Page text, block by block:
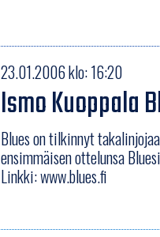
23.01.2006 klo: 16:20
Ismo Kuoppala
Blues on tilkinnyt
ensimmäisen ottelunsa
Linkki:www.blues.fi